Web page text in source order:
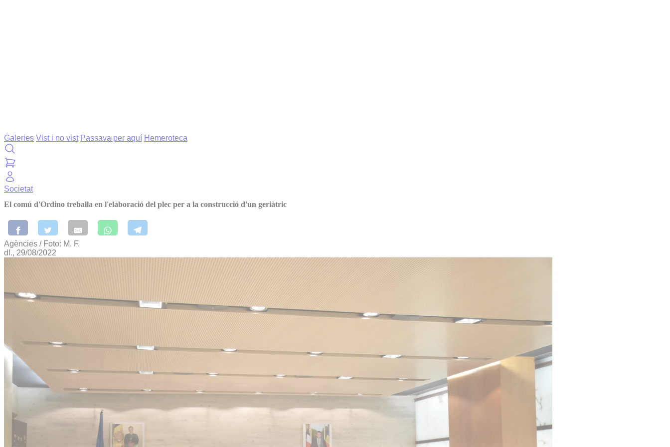
Galeries Vist i no vist Passava per aquí Hemeroteca
Societat
El comú d'Ordino treballa en l'elaboració del plec per a la construcció d'un geriàtric
Agències / Foto: M. F.
dl., 29/08/2022